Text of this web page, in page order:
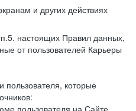
и других действиях
настоящих Правил данных,
от пользователей Карьеры
пользователя, которые
пользователя на Сайте